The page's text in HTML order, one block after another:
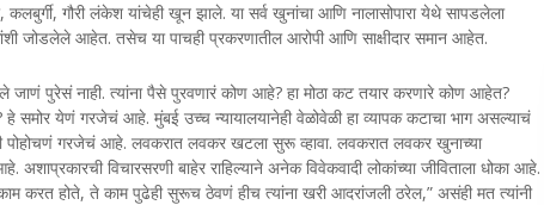
कलबुर्गी, गौरी लंकेश यांचेही खून झाले. या सर्व खुनांचा आणि नालासोपारा येथे सापडलेला
जोडलेले आहेत. तसेच या पाचही प्रकरणातील आरोपी आणि साक्षीदार समान आहेत.
पुरेसं नाही. त्यांना पैसे पुरवणारं कोण आहे? हा मोठा कट तयार करणारे कोण आहेत?
येणं गरजेचं आहे. मुंबई उच्च न्यायालयानेही वेळोवेळी हा व्यापक कटाचा भाग असल्याचं
पोहोचणं गरजेचं आहे. लवकरात लवकर खटला सुरू व्हावा. लवकरात लवकर खुनाच्या
अशाप्रकारची विचारसरणी बाहेर राहिल्याने अनेक विवेकवादी लोकांच्या जीविताला धोका आहे.
करत होते, ते काम पुढेही सुरूच ठेवणं हीच त्यांना खरी आदरांजली ठरेल,” असंही मत त्यांनी